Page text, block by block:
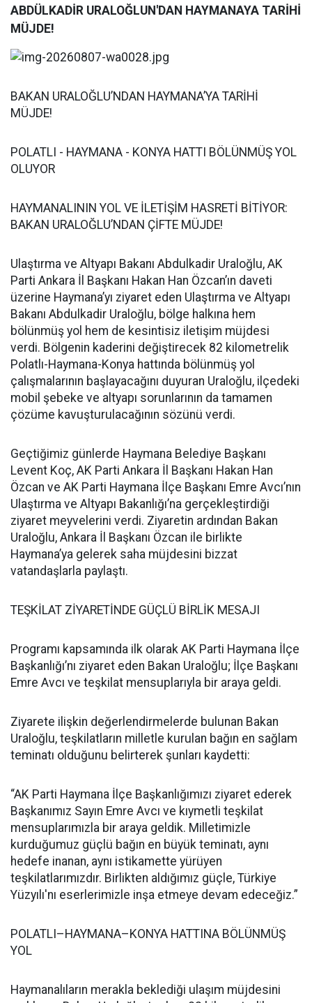
ABDÜLKADİR URALOĞLUN'DAN HAYMANAYA TARİHİ
MÜJDE!
BAKAN URALOĞLU’NDAN HAYMANA’YA TARİHİ
MÜJDE!
POLATLI - HAYMANA - KONYA HATTI BÖLÜNMÜŞ YOL
OLUYOR
HAYMANALININ YOL VE İLETİŞİM HASRETİ BİTİYOR:
BAKAN URALOĞLU’NDAN ÇİFTE MÜJDE!
Ulaştırma ve Altyapı Bakanı Abdulkadir Uraloğlu, AK
Parti Ankara İl Başkanı Hakan Han Özcan’ın daveti
üzerine Haymana’yı ziyaret eden Ulaştırma ve Altyapı
Bakanı Abdulkadir Uraloğlu, bölge halkına hem
bölünmüş yol hem de kesintisiz iletişim müjdesi
verdi. Bölgenin kaderini değiştirecek 82 kilometrelik
Polatlı-Haymana-Konya hattında bölünmüş yol
çalışmalarının başlayacağını duyuran Uraloğlu, ilçedeki
mobil şebeke ve altyapı sorunlarının da tamamen
çözüme kavuşturulacağının sözünü verdi.
Geçtiğimiz günlerde Haymana Belediye Başkanı
Levent Koç, AK Parti Ankara İl Başkanı Hakan Han
Özcan ve AK Parti Haymana İlçe Başkanı Emre Avcı’nın
Ulaştırma ve Altyapı Bakanlığı’na gerçekleştirdiği
ziyaret meyvelerini verdi. Ziyaretin ardından Bakan
Uraloğlu, Ankara İl Başkanı Özcan ile birlikte
Haymana’ya gelerek saha müjdesini bizzat
vatandaşlarla paylaştı.
TEŞKİLAT ZİYARETİNDE GÜÇLÜ BİRLİK MESAJI
Programı kapsamında ilk olarak AK Parti Haymana İlçe
Başkanlığı’nı ziyaret eden Bakan Uraloğlu; İlçe Başkanı
Emre Avcı ve teşkilat mensuplarıyla bir araya geldi.
Ziyarete ilişkin değerlendirmelerde bulunan Bakan
Uraloğlu, teşkilatların milletle kurulan bağın en sağlam
teminatı olduğunu belirterek şunları kaydetti:
“AK Parti Haymana İlçe Başkanlığımızı ziyaret ederek
Başkanımız Sayın Emre Avcı ve kıymetli teşkilat
mensuplarımızla bir araya geldik. Milletimizle
kurduğumuz güçlü bağın en büyük teminatı, aynı
hedefe inanan, aynı istikamette yürüyen
teşkilatlarımızdır. Birlikten aldığımız güçle, Türkiye
Yüzyılı'nı eserlerimizle inşa etmeye devam edeceğiz.”
POLATLI–HAYMANA–KONYA HATTINA BÖLÜNMÜŞ
YOL
Haymanalıların merakla beklediği ulaşım müjdesini